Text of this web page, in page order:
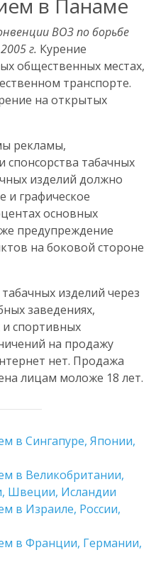
в Панаме
ВОЗ по борьбе
г. Курение
общественных местах,
транспорте.
на открытых
рекламы,
табачных
изделий должно
и графическое
основных
предупреждение
на боковой стороне
изделий через
заведениях,
спортивных
на продажу
нет. Продажа
лицам моложе 18 лет.
в Сингапуре, Японии,
в Великобритании,
Швеции, Исландии
в Израиле, России,
в Франции, Германии,